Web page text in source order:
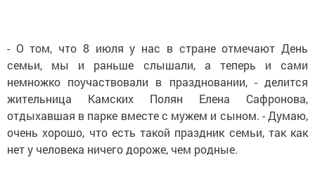
- О том, что 8 июля у нас в стране отмечают День
семьи, мы и раньше слышали, а теперь и сами
немножко поучаствовали в праздновании, - делится
жительница Камских Полян Елена Сафронова,
отдыхавшая в парке вместе с мужем и сыном. - Думаю,
очень хорошо, что есть такой праздник семьи, так как
нет у человека ничего дороже, чем родные.